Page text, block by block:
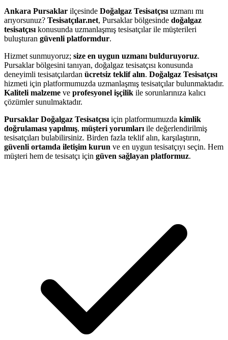
Ankara Pursaklar ilçesinde Doğalgaz Tesisatçısı uzmanı mı
arıyorsunuz? Tesisatçılar.net, Pursaklar bölgesinde doğalgaz
tesisatçısı konusunda uzmanlaşmış tesisatçılar ile müşterileri
buluşturan güvenli platformdur.
Hizmet sunmuyoruz; size en uygun uzmanı bulduruyoruz.
Pursaklar bölgesini tanıyan, doğalgaz tesisatçısı konusunda
deneyimli tesisatçılardan ücretsiz teklif alın. Doğalgaz Tesisatçısı
hizmeti için platformumuzda uzmanlaşmış tesisatçılar bulunmaktadır.
Kaliteli malzeme ve profesyonel işçilik ile sorunlarınıza kalıcı
çözümler sunulmaktadır.
Pursaklar Doğalgaz Tesisatçısı için platformumuzda kimlik
doğrulaması yapılmış, müşteri yorumları ile değerlendirilmiş
tesisatçıları bulabilirsiniz. Birden fazla teklif alın, karşılaştırın,
güvenli ortamda iletişim kurun ve en uygun tesisatçıyı seçin. Hem
müşteri hem de tesisatçı için güven sağlayan platformuz.